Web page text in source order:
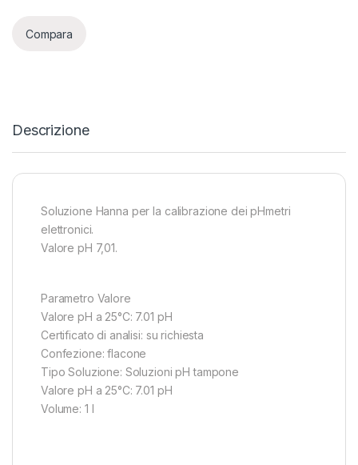
Compara
Descrizione
Soluzione Hanna per la calibrazione dei pHmetri
elettronici.
Valore pH 7,01.
Parametro Valore
Valore pH a 25°C: 7.01 pH
Certificato di analisi: su richiesta
Confezione: flacone
Tipo Soluzione: Soluzioni pH tampone
Valore pH a 25°C: 7.01 pH
Volume: 1 l